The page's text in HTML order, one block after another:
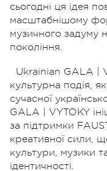
сьогодні ця ідея
масштабнішому
музичного задуму
покоління.
Ukrainian GALA |
культурна подія,
сучасної
GALA | VYTOKY
за підтримки
креативної сили,
культури, музики
ідентичності.